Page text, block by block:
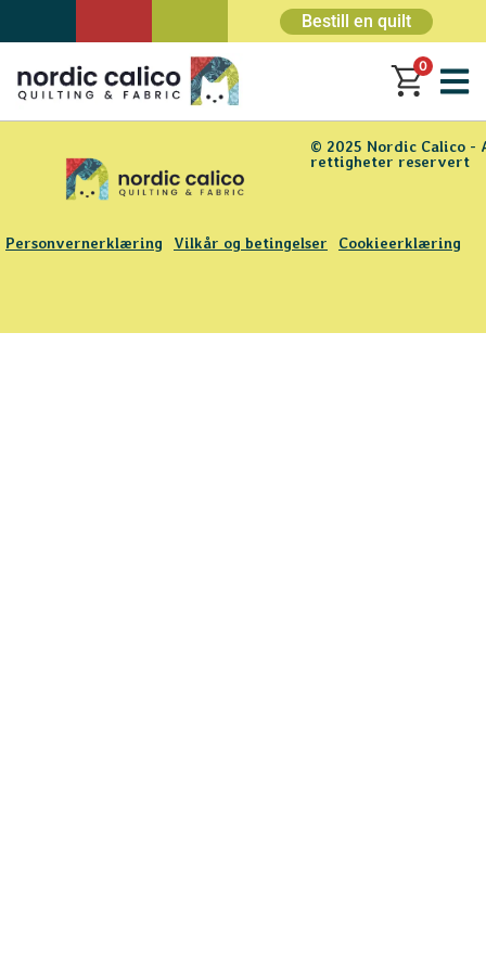
Bestill en quilt
0
© 2025 Nordic Calico -
rettigheter reservert
Personvernerklæring Vilkår og betingelser Cookieerklæring